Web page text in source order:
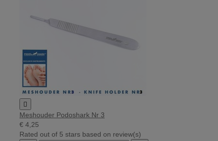

Meshouder Podoshark Nr 3
€ 4,25
Rated out of 5 stars based on review(s)